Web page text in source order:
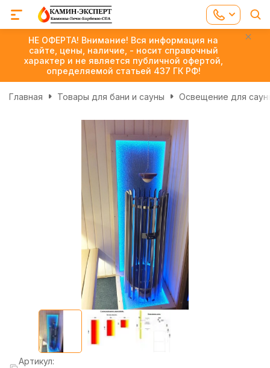
НЕ ОФЕРТА! Внимание! Вся информация на
сайте, цены, наличие, - носит справочный
характер и не является публичной офертой,
определяемой статьей 437 ГК РФ!
Главная Товары для бани и сауны Освещение для
Артикул: